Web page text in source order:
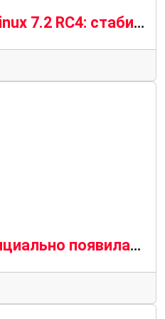
Выпущено ядро ​​Linux 7.2 RC4: стабильный прогресс в условиях «новой нормальности»
В Fedora Linux официально появилась версия ядра Linux 7.1